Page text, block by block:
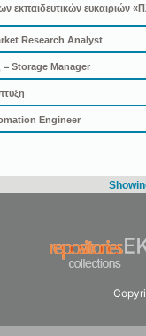
εκπαιδευτικών ευκαιριών
Research Analyst
= Storage Manager
Engineer